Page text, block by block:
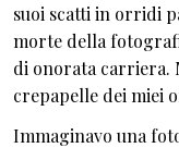
suoi scatti in orridi
morte della
di onorata carriera.
crepapelle dei miei
Immaginavo una